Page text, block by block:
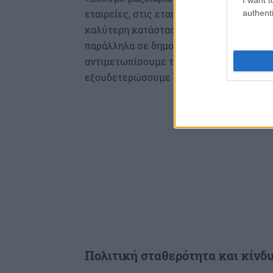
εταιρείες, στις εταιρείες μη
καλύτερη κατάσταση από ότι είμαστε σε
παράλληλα σε δημοσιονομική κρίση, σε
αντιμετωπίσουμε την κρίση με
εξουδετερώσουμε όλες τις επιπτώσεις»
Πολιτική σταθερότητα και